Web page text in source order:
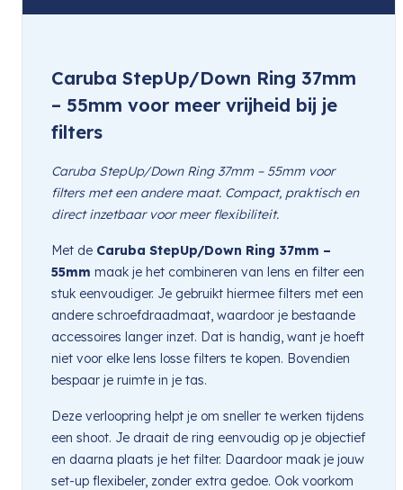
Caruba StepUp/Down Ring 37mm
– 55mm voor meer vrijheid bij je
filters
Caruba StepUp/Down Ring 37mm – 55mm voor
filters met een andere maat. Compact, praktisch en
direct inzetbaar voor meer flexibiliteit.
Met de Caruba StepUp/Down Ring 37mm –
55mm maak je het combineren van lens en filter een
stuk eenvoudiger. Je gebruikt hiermee filters met een
andere schroefdraadmaat, waardoor je bestaande
accessoires langer inzet. Dat is handig, want je hoeft
niet voor elke lens losse filters te kopen. Bovendien
bespaar je ruimte in je tas.
Deze verloopring helpt je om sneller te werken tijdens
een shoot. Je draait de ring eenvoudig op je objectief
en daarna plaats je het filter. Daardoor maak je jouw
set-up flexibeler, zonder extra gedoe. Ook voorkom